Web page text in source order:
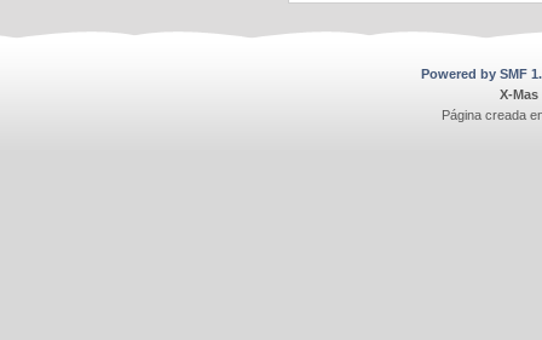
Powered by SMF
X-Mas
Página creada